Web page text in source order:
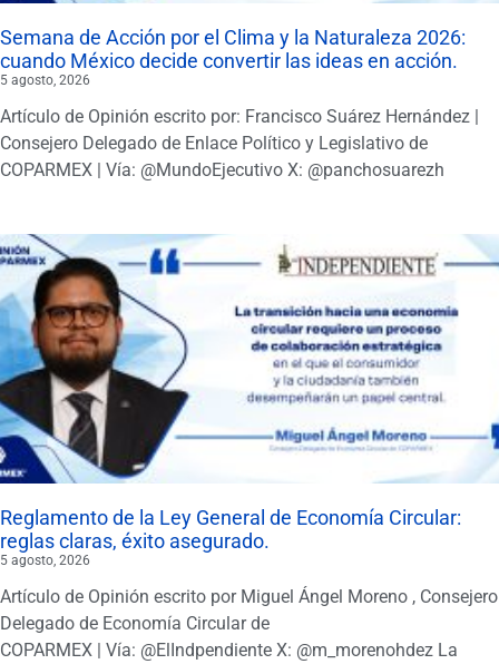
Semana de Acción por el Clima y la Naturaleza 2026:
cuando México decide convertir las ideas en acción.
5 agosto, 2026
Artículo de Opinión escrito por: Francisco Suárez Hernández |
Consejero Delegado de Enlace Político y Legislativo de
COPARMEX | Vía: @MundoEjecutivo X: @panchosuarezh
Reglamento de la Ley General de Economía Circular:
reglas claras, éxito asegurado.
5 agosto, 2026
Artículo de Opinión escrito por Miguel Ángel Moreno , Consejero
Delegado de Economía Circular de
COPARMEX | Vía: @ElIndpendiente X: @m_morenohdez La